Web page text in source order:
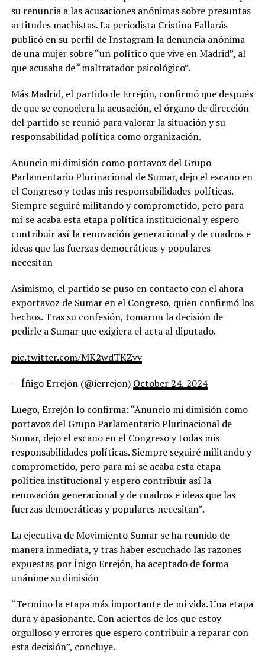
su renuncia a las acusaciones anónimas sobre presuntas
actitudes machistas. La periodista Cristina Fallarás
publicó en su perfil de Instagram la denuncia anónima
de una mujer sobre “un político que vive en Madrid”, al
que acusaba de “maltratador psicológico”.
Más Madrid, el partido de Errejón, confirmó que después
de que se conociera la acusación, el órgano de dirección
del partido se reunió para valorar la situación y su
responsabilidad política como organización.
Anuncio mi dimisión como portavoz del Grupo
Parlamentario Plurinacional de Sumar, dejo el escaño en
el Congreso y todas mis responsabilidades políticas.
Siempre seguiré militando y comprometido, pero para
mí se acaba esta etapa política institucional y espero
contribuir así la renovación generacional y de cuadros e
ideas que las fuerzas democráticas y populares
necesitan
Asimismo, el partido se puso en contacto con el ahora
exportavoz de Sumar en el Congreso, quien confirmó los
hechos. Tras su confesión, tomaron la decisión de
pedirle a Sumar que exigiera el acta al diputado.
pic.twitter.com/MK2wdTKZyv
— Íñigo Errejón (@ierrejon) October 24, 2024
Luego, Errejón lo confirma: “Anuncio mi dimisión como
portavoz del Grupo Parlamentario Plurinacional de
Sumar, dejo el escaño en el Congreso y todas mis
responsabilidades políticas. Siempre seguiré militando y
comprometido, pero para mí se acaba esta etapa
política institucional y espero contribuir así la
renovación generacional y de cuadros e ideas que las
fuerzas democráticas y populares necesitan”.
La ejecutiva de Movimiento Sumar se ha reunido de
manera inmediata, y tras haber escuchado las razones
expuestas por Íñigo Errejón, ha aceptado de forma
unánime su dimisión
“Termino la etapa más importante de mi vida. Una etapa
dura y apasionante. Con aciertos de los que estoy
orgulloso y errores que espero contribuir a reparar con
esta decisión”, concluye.